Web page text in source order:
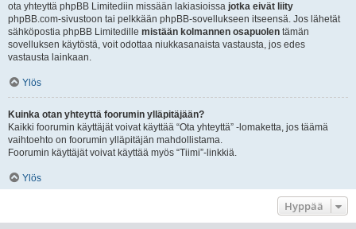
ota yhteyttä phpBB Limitediin missään lakiasioissa jotka eivät liity
phpBB.com-sivustoon tai pelkkään phpBB-sovellukseen itseensä. Jos lähetät
sähköpostia phpBB Limitedille mistään kolmannen osapuolen tämän
sovelluksen käytöstä, voit odottaa niukkasanaista vastausta, jos edes
vastausta lainkaan.
Ylös
Kuinka otan yhteyttä foorumin ylläpitäjään?
Kaikki foorumin käyttäjät voivat käyttää “Ota yhteyttä” -lomaketta, jos täämä
vaihtoehto on foorumin ylläpitäjän mahdollistama.
Foorumin käyttäjät voivat käyttää myös “Tiimi”-linkkiä.
Ylös
Hyppää